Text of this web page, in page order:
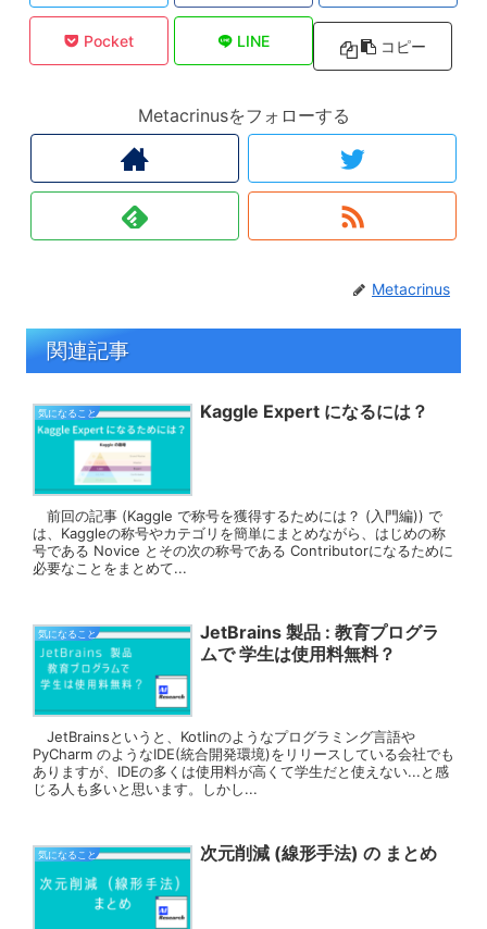
Pocket LINE コピー
Metacrinusをフォローする
Metacrinus
関連記事
気になること Kaggle Expert になるには？
前回の記事 (Kaggle で称号を獲得するためには？ (入門編)) で
は、Kaggleの称号やカテゴリを簡単にまとめながら、はじめの称
号である Novice とその次の称号である Contributorになるために
必要なことをまとめて...
気になること
JetBrains 製品 : 教育プログラ
ムで 学生は使用料無料？
JetBrainsというと、Kotlinのようなプログラミング言語や
PyCharm のようなIDE(統合開発環境)をリリースしている会社でも
ありますが、IDEの多くは使用料が高くて学生だと使えない...と感
じる人も多いと思います。しかし...
気になること 次元削減 (線形手法) の まとめ